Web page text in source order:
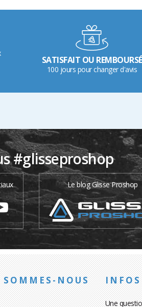
SATISFAIT OU REMBOURSÉ
100 jours pour changer d'avis
#glisseproshop
Le blog Glisse Proshop
SOMMES-NOUS
Une